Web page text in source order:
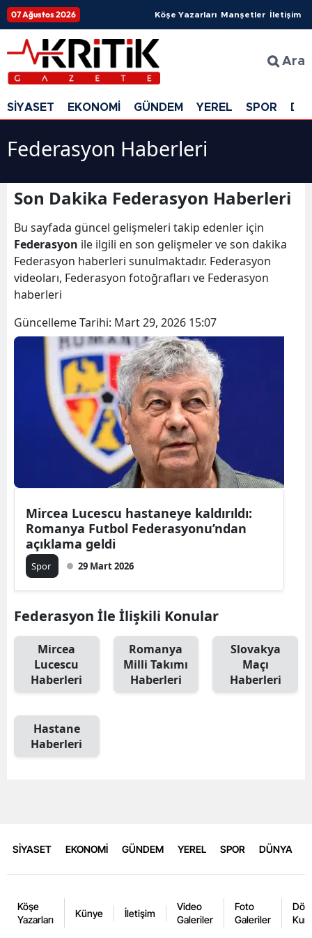
07 Ağustos 2026 Köşe Yazarları Manşetler İletişim
Ara
SİYASET EKONOMİ GÜNDEM YEREL SPOR
Federasyon Haberleri
Son Dakika Federasyon Haberleri
Bu sayfada güncel gelişmeleri takip edenler için
Federasyon ile ilgili en son gelişmeler ve son dakika
Federasyon haberleri sunulmaktadır. Federasyon
videoları, Federasyon fotoğrafları ve Federasyon
haberleri
Güncelleme Tarihi: Mart 29, 2026 15:07
Mircea Lucescu hastaneye kaldırıldı:
Romanya Futbol Federasyonu’ndan
açıklama geldi
Spor 29 Mart 2026
Federasyon İle İlişkili Konular
Mircea
Lucescu
Haberleri
Romanya
Milli Takımı
Haberleri
Slovakya
Maçı
Haberleri
Hastane
Haberleri
SİYASET EKONOMİ GÜNDEM YEREL SPOR DÜNYA
Köşe
Yazarları
Künye İletişim
Video
Galeriler
Foto
Galeriler